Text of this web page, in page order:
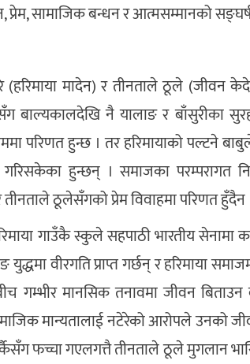
सामाजिक बन्धन र आत्मसम्मानको
(हरिमाया मादेन) र तीनताले ठूले (जीवन
बाल्यकालदेखि नै यालाङ र बाँसुरीका
परिणत हुन्छ । तर हरिमायाको पल्टने
गरिसकेका हुन्छन् । समाजका परम्परागत
ठूलेसँगको प्रेम विवाहमा परिणत हुँदैन
गाउँकै स्कुले सहपाठी भारतीय सेनामा
युद्धमा वीरगति प्राप्त गर्छन् र हरिमाया
मानसिक तनावमा जीवन बिताउन
मान्यतालाई नटेरेको आरोपले उनको
फच्चा गएलगत्तै तीनताले ठूले मुगलान